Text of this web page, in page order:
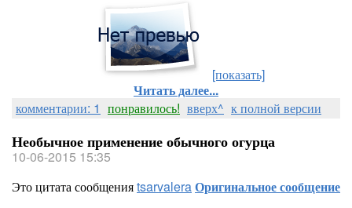
[показать]
Читать далее...
комментарии: 1 понравилось! вверх^ к полной версии
Необычное применение обычного огурца
10-06-2015 15:35
Это цитата сообщенияtsarvaleraОригинальное сообщение